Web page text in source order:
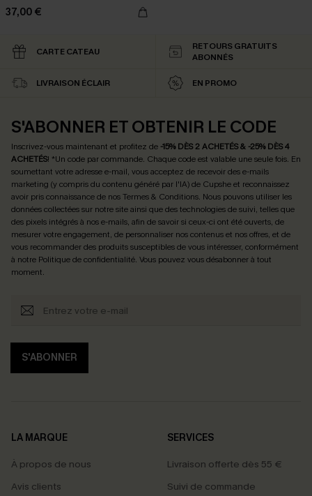
37,00 €
CARTE CATEAU
RETOURS GRATUITS
ABONNÉS
LIVRAISON ÉCLAIR EN PROMO
S'ABONNER ET OBTENIR LE CODE
Inscrivez-vous maintenant et profitez de -15% DÈS 2 ACHETÉS & -25% DÈS 4
ACHETÉS! *Un code par commande. Chaque code est valable une seule fois. En
soumettant votre adresse e-mail, vous acceptez de recevoir des e-mails
marketing (y compris du contenu généré par l'IA) de Cupshe et reconnaissez
avoir pris connaissance de nosTermes & Conditions. Nous pouvons utiliser les
données collectées sur notre site ainsi que des technologies de suivi, telles que
des pixels intégrés à nos e-mails, afin de savoir si ceux-ci ont été ouverts, de
mesurer votre engagement, de personnaliser nos contenus et nos offres, et de
vous recommander des produits susceptibles de vous intéresser, conformément
à notre Politique de confidentialité. Vous pouvez vous désabonner à tout
moment.
S'ABONNER
LA MARQUE
À propos de nous
Avis clients
SERVICES
Livraison offerte dès 55 €
Suivi de commande